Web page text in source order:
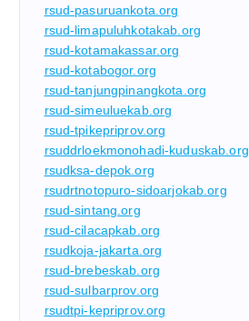
rsud-pasuruankota.org
rsud-limapuluhkotakab.org
rsud-kotamakassar.org
rsud-kotabogor.org
rsud-tanjungpinangkota.org
rsud-simeuluekab.org
rsud-tpikepriprov.org
rsuddrloekmonohadi-kuduskab.org
rsudksa-depok.org
rsudrtnotopuro-sidoarjokab.org
rsud-sintang.org
rsud-cilacapkab.org
rsudkoja-jakarta.org
rsud-brebeskab.org
rsud-sulbarprov.org
rsudtpi-kepriprov.org